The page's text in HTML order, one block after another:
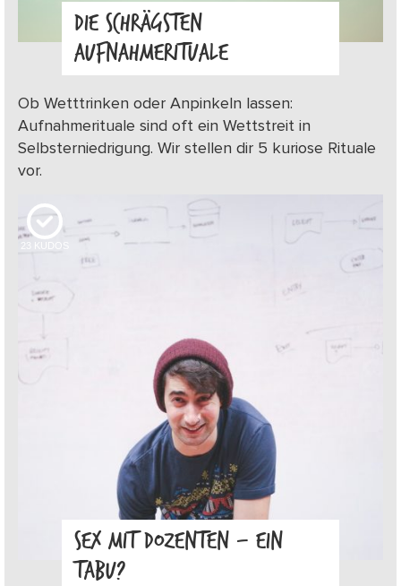
DIE SCHRÄGSTEN
AUFNAHMERITUALE
Ob Wetttrinken oder Anpinkeln lassen:
Aufnahmerituale sind oft ein Wettstreit in
Selbsterniedrigung. Wir stellen dir 5 kuriose Rituale
vor.
23 KUDOS
SEX MIT DOZENTEN – EIN
TABU?